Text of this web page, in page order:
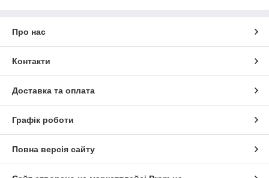
Про нас
Контакти
Доставка та оплата
Графік роботи
Повна версія сайту